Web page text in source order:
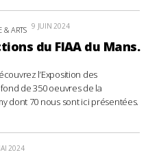
& ARTS 9 JUIN 2024
du FIAA du Mans.
l’Exposition des
de 350 oeuvres de la
dont 70 nous sont ici présentées.
2024